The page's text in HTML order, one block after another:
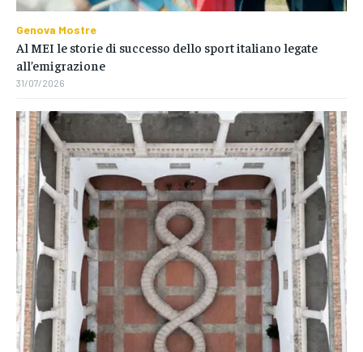
Genova Mostre
Al MEI le storie di successo dello sport italiano legate
all’emigrazione
31/07/2026